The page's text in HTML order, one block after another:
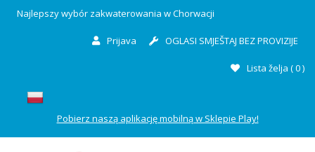
Najlepszy wybór zakwaterowania w Chorwacji
Prijava OGLASI SMJEŠTAJ BEZ PROVIZIJE
Lista želja (0)
Pobierz naszą aplikację mobilną w Sklepie Play!